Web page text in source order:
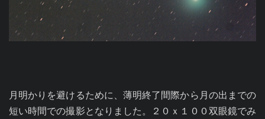
月明かりを避けるために、薄明終了間際から月の出までの
短い時間での撮影となりました。２０ｘ１００双眼鏡でみ